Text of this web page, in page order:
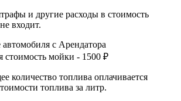
и другие расходы в стоимость
входит.
с Арендатора
стоимость мойки - 1500 ₽
количество топлива оплачивается
топлива за литр.